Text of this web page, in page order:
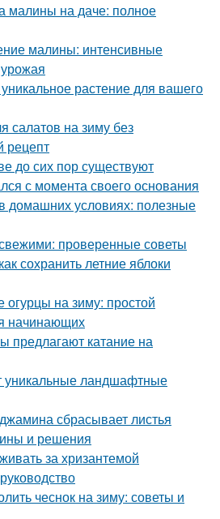
малины на даче: полное
малины: интенсивные
растение для вашего
салатов на зиму без
рецепт
до сих пор существуют
с момента своего основания
домашних условиях: полезные
проверенные советы
сохранить летние яблоки
на зиму: простой
начинающих
предлагают катание на
уникальные ландшафтные
сбрасывает листья
и решения
за хризантемой
чеснок на зиму: советы и